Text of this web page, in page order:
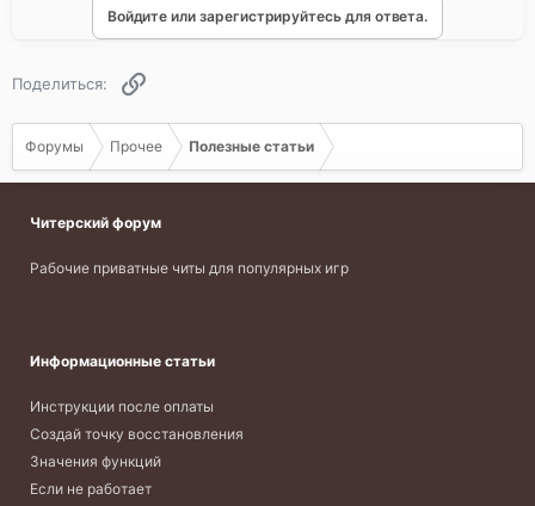
Войдите или зарегистрируйтесь для ответа.
Поделиться:
Форумы Прочее Полезные статьи
Читерский форум
Рабочие приватные читы для популярных игр
Информационные статьи
Инструкции после оплаты
Создай точку восстановления
Значения функций
Если не работает